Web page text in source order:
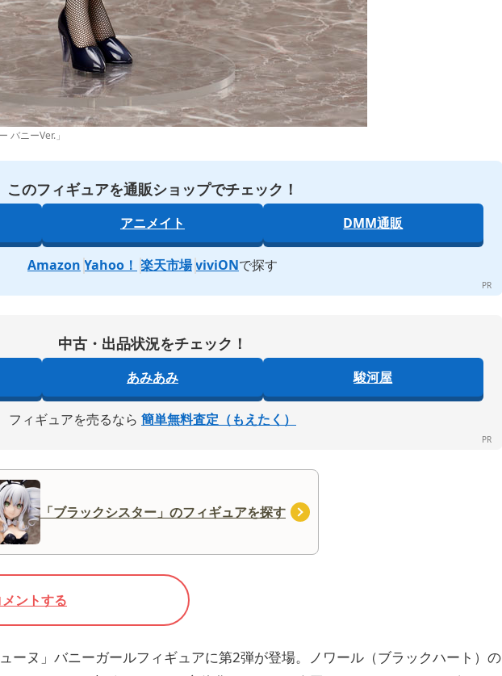
バニーVer.」
このフィギュアを通販ショップでチェック！
アニメイト DMM通販
Amazon Yahoo！ 楽天市場 viviONで探す
中古・出品状況をチェック！
あみあみ 駿河屋
フィギュアを売るなら 簡単無料査定（もえたく）
「ブラックシスター」のフィギュアを探す
ントする
ーヌ」バニーガールフィギュアに第2弾が登場。ノワール（ブラックハート）の